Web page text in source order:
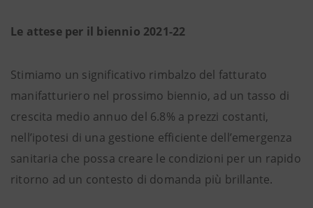
Le attese per il biennio 2021-22
Stimiamo un significativo rimbalzo del fatturato
manifatturiero nel prossimo biennio, ad un tasso di
crescita medio annuo del 6.8% a prezzi costanti,
nell’ipotesi di una gestione efficiente dell’emergenza
sanitaria che possa creare le condizioni per un rapido
ritorno ad un contesto di domanda più brillante.